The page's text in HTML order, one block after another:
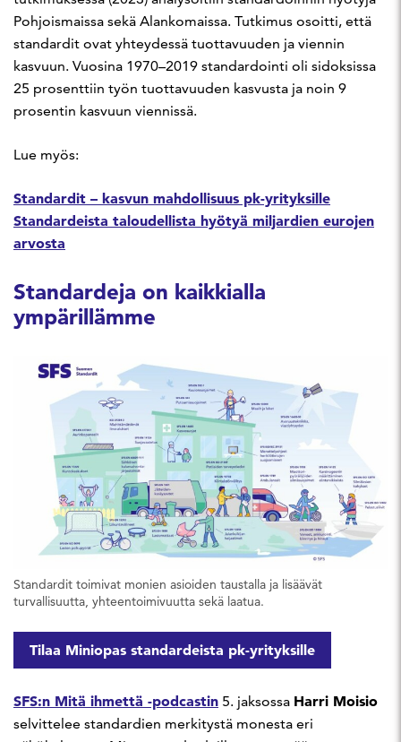
Pohjoismaissa sekä Alankomaissa. Tutkimus osoitti, että
standardit ovat yhteydessä tuottavuuden ja viennin
kasvuun. Vuosina 1970–2019 standardointi oli sidoksissa
25 prosenttiin työn tuottavuuden kasvusta ja noin 9
prosentin kasvuun viennissä.
Lue myös:
Standardit – kasvun mahdollisuus pk-yrityksille
Standardeista taloudellista hyötyä miljardien eurojen
arvosta
Standardeja on kaikkialla
ympärillämme
Standardit toimivat monien asioiden taustalla ja lisäävät
turvallisuutta, yhteentoimivuutta sekä laatua.
Tilaa Miniopas standardeista pk-yrityksille
SFS:n Mitä ihmettä -podcastin 5. jaksossa Harri Moisio
selvittelee standardien merkitystä monesta eri